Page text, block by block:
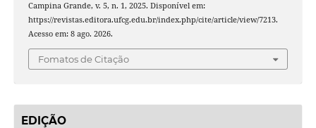
Campina Grande, v. 5, n. 1, 2025. Disponível em:
https://revistas.editora.ufcg.edu.br/index.php/cite/article/view/7213.
Acesso em: 8 ago. 2026.
Fomatos de Citação
EDIÇÃO